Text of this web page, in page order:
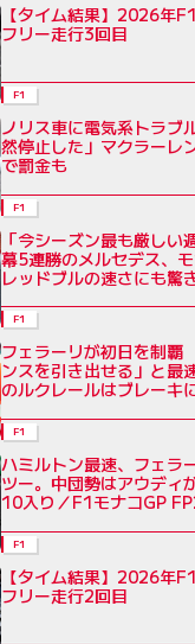
【タイム結果】2026年
フリー走行3回目
F1
ノリス車に電気系トラブ
然停止した」マクラーレ
で罰金も
F1
「今シーズン最も厳しい
幕5連勝のメルセデス、モ
レッドブルの速さにも驚
F1
フェラーリが初日を制覇
ンスを引き出せる」と最
のルクレールはブレーキ
F1
ハミルトン最速、フェラ
ツー。中団勢はアウディ
10入り／F1モナコGP
F1
【タイム結果】2026年
フリー走行2回目